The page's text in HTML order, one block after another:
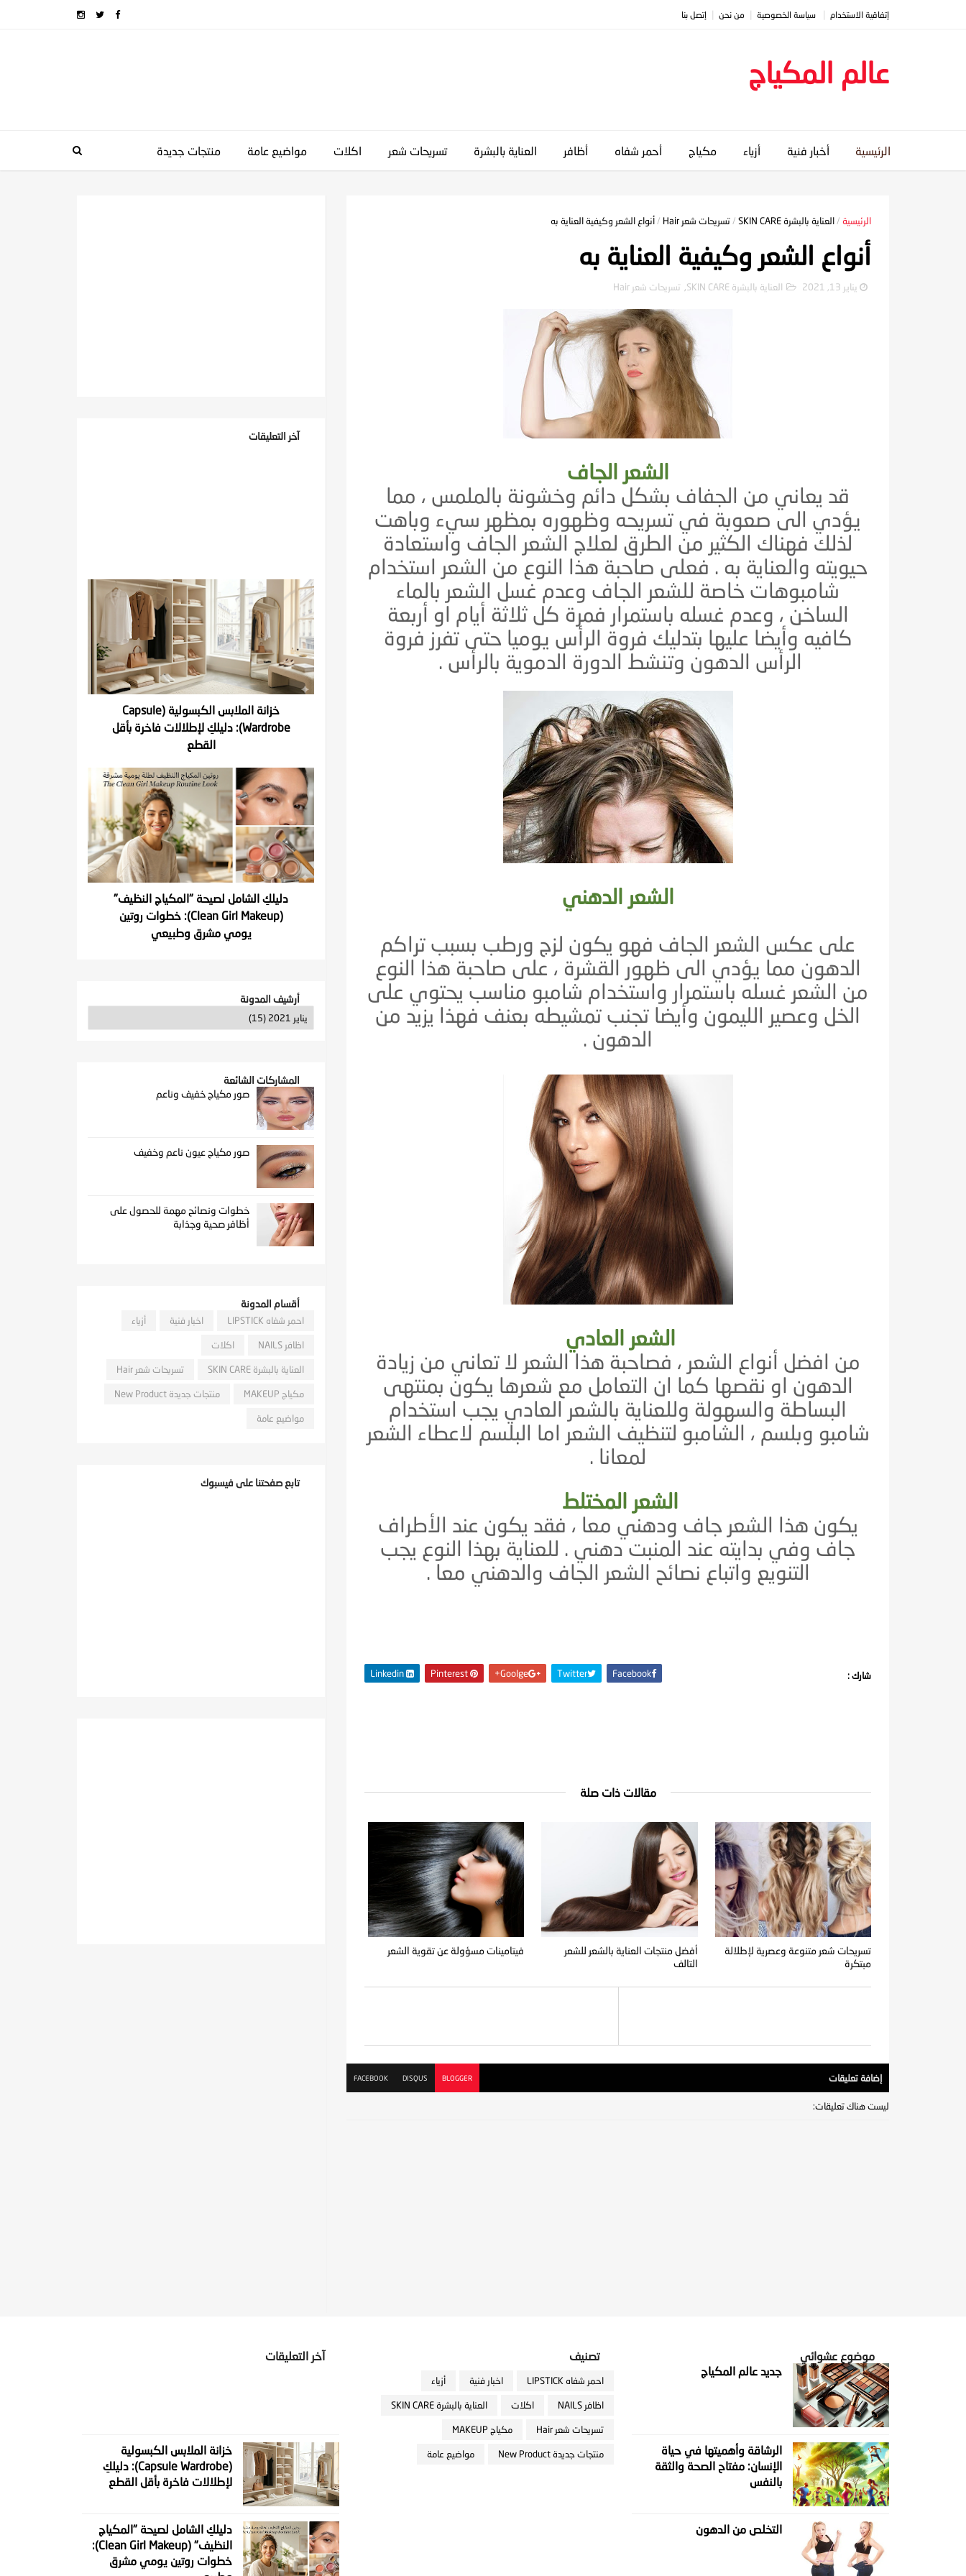
إتفاقية الاستخدام سياسة الخصوصية من نحن إتصل بنا
عالم المكياج
الرئيسية أخبار فنية أزياء مكياج أحمر شفاه أظافر العناية بالبشرة تسريحات شعر اكلات مواضيع عامة منتجات جديدة
الرئيسية / العناية بالبشرة SKIN CARE / تسريحات شعر Hair / أنواع الشعر وكيفية العناية به
أنواع الشعر وكيفية العناية به
يناير 13, 2021 العناية بالبشرة SKIN CARE , تسريحات شعر Hair
الشعر الجاف
قد يعاني من الجفاف بشكل دائم وخشونة بالملمس ، مما
يؤدي الى صعوبة في تسريحه وظهوره بمظهر سيء وباهت
لذلك فهناك الكثير من الطرق لعلاج الشعر الجاف واستعادة
حيويته والعناية به . فعلى صاحبة هذا النوع من الشعر استخدام
شامبوهات خاصة للشعر الجاف وعدم غسل الشعر بالماء
الساخن ، وعدم غسله باستمرار فمرة كل ثلاثة أيام او أربعة
كافيه وأيضا عليها بتدليك فروة الرأس يوميا حتى تفرز فروة
الرأس الدهون وتنشط الدورة الدموية بالرأس .
الشعر الدهني
على عكس الشعر الجاف فهو يكون لزج ورطب بسبب تراكم
الدهون مما يؤدي الى ظهور القشرة ، على صاحبة هذا النوع
من الشعر غسله باستمرار واستخدام شامبو مناسب يحتوي على
الخل وعصير الليمون وأيضا تجنب تمشيطه بعنف فهذا يزيد من
الدهون .
الشعر العادي
من افضل أنواع الشعر ، فصاحبة هذا الشعر لا تعاني من زيادة
الدهون او نقصها كما ان التعامل مع شعرها يكون بمنتهى
البساطة والسهولة وللعناية بالشعر العادي يجب استخدام
شامبو وبلسم ، الشامبو لتنظيف الشعر اما البلسم لاعطاء الشعر
لمعانا .
الشعر المختلط
يكون هذا الشعر جاف ودهني معا ، فقد يكون عند الأطراف
جاف وفي بدايته عند المنبت دهني . للعناية بهذا النوع يجب
التنويع واتباع نصائح الشعر الجاف والدهني معا .
شارك : Facebook
Twitter
Goolge+
مقالات ذات صلة
تسريحات شعر متنوعة وعصرية لإطلالة
مبتكرة
أفضل منتجات العناية بالشعر للشعر
التالف
فيتامينات مسؤولة عن تقوية الشعر
إضافة تعليقات BLOGGER
DISQUS
FACEBOOK
ليست هناك تعليقات:
آخر التعليقات
خزانة الملابس الكبسولية (Capsule
Wardrobe): دليلكِ لإطلالات فاخرة بأقل
القطع
دليلكِ الشامل لصيحة "المكياج النظيف"
(Clean Girl Makeup): خطوات روتين
يومي مشرق وطبيعي
أرشيف المدونة
المشاركات الشائعة
صور مكياج خفيف وناعم
صور مكياج عيون ناعم وخفيف
خطوات ونصائح مهمة للحصول على
أظافر صحية وجذابة
أقسام المدونة
احمر شفاه LIPSTICK اخبار فنية أزياء
اظافر NAILS اكلات
العناية بالبشرة SKIN CARE تسريحات شعر Hair
مكياج MAKEUP منتجات جديدة New Product
مواضيع عامة
تابع صفحتنا على فيسبوك
موضوع عشوائي
جديد عالم المكياج
الرشاقة وأهميتها في حياة
الإنسان: مفتاح الصحة والثقة
بالنفس
التخلص من الدهون
تصنيف
احمر شفاه LIPSTICK اخبار فنية أزياء
اظافر NAILS اكلات العناية بالبشرة SKIN CARE
تسريحات شعر Hair مكياج MAKEUP
منتجات جديدة New Product مواضيع عامة
آخر التعليقات
خزانة الملابس الكبسولية
(Capsule Wardrobe): دليلكِ
لإطلالات فاخرة بأقل القطع
دليلكِ الشامل لصيحة "المكياج
النظيف" (Clean Girl Makeup):
خطوات روتين يومي مشرق